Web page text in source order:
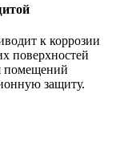
к коррозии
поверхностей
помещений
защиту.